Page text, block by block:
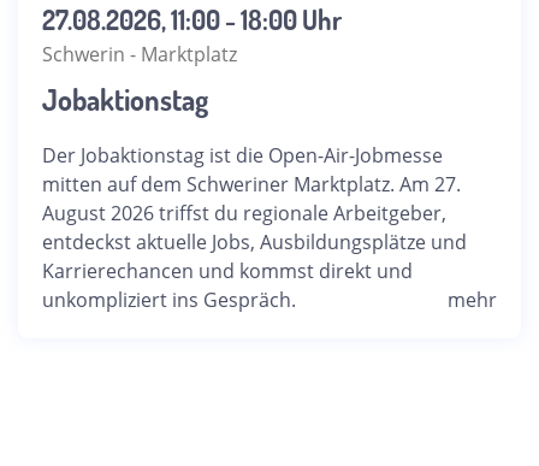
27.08.2026, 11:00 - 18:00 Uhr
Schwerin - Marktplatz
Jobaktionstag
Der Jobaktionstag ist die Open-Air-Jobmesse
mitten auf dem Schweriner Marktplatz. Am 27.
August 2026 triffst du regionale Arbeitgeber,
entdeckst aktuelle Jobs, Ausbildungsplätze und
Karrierechancen und kommst direkt und
unkompliziert ins Gespräch.
mehr